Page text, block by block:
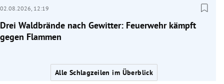
02.08.2026, 12:19
Drei Waldbrände nach Gewitter: Feuerwehr kämpft
gegen Flammen
Alle Schlagzeilen im Überblick